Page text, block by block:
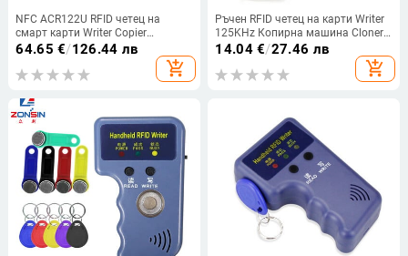
NFC ACR122U RFID четец на
смарт карти Writer Copier
Duplicator writable clone software
14443+5pcs UID Tag
64.65 €/126.44 лв
add_shopping_cart
Ръчен RFID четец на карти Writer
125KHz Копирна машина Cloner
Дубликатор ID тагове EM4305
T5577 RFID Tag Key Card Keyfob
14.04€/27.46 лв
add_shopping_cart